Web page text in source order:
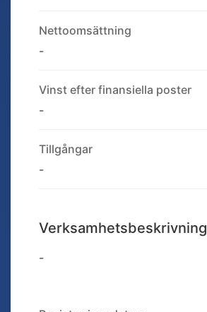
Nettoomsättning
-
Vinst efter finansiella poster
-
Tillgångar
-
Verksamhetsbeskrivning
-